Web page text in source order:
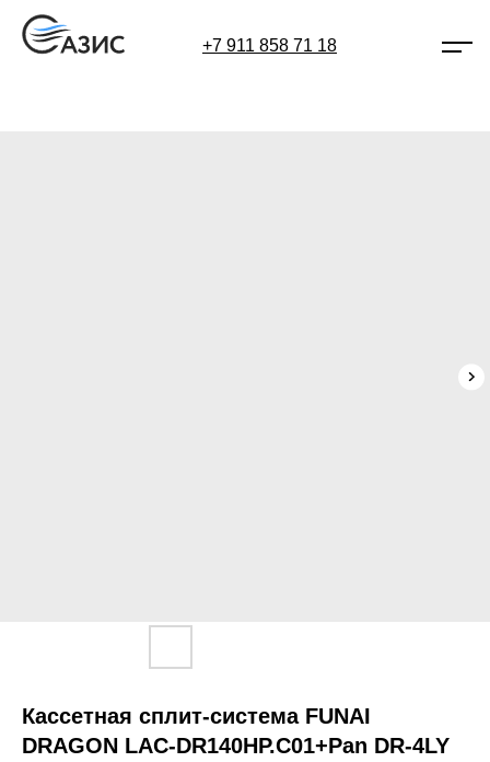
+7 911 858 71 18
Кассетная сплит-система FUNAI
DRAGON LAC-DR140HP.C01+Pan DR-4LY